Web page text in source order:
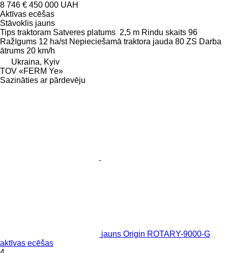
8 746 € 450 000 UAH
Aktīvas ecēšas
Stāvoklis jauns
Tips traktoram Satveres platums 2,5 m Rindu skaits 96
Ražīgums 12 ha/st Nepieciešamā traktora jauda 80 ZS Darba
ātrums 20 km/h
Ukraina, Kyiv
TOV «FERM Ye»
Sazināties ar pārdevēju
jauns Origin ROTARY-9000-G
aktīvas ecēšas